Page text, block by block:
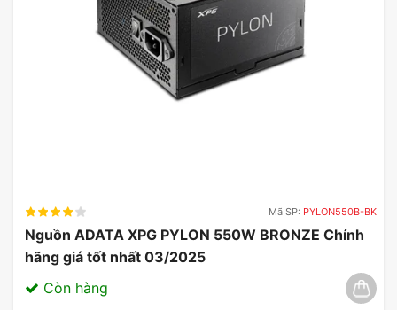
Mã SP: PYLON550B-BK
Nguồn ADATA XPG PYLON 550W BRONZE Chính
hãng giá tốt nhất 03/2025
Còn hàng